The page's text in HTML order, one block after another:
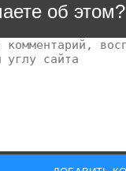
об этом?